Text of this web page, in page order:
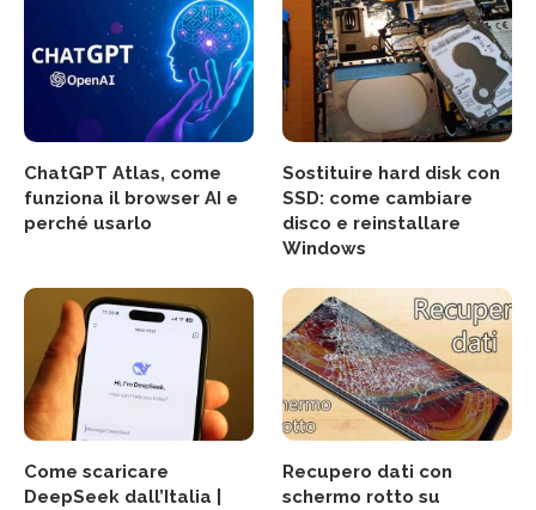
ChatGPT Atlas, come
funziona il browser AI e
perché usarlo
Sostituire hard disk con
SSD: come cambiare
disco e reinstallare
Windows
Come scaricare
DeepSeek dall’Italia |
Recupero dati con
schermo rotto su